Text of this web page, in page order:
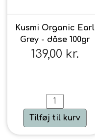
Kusmi Organic Earl
Grey - dåse 100gr
139,00 kr.
Tilføj til kurv